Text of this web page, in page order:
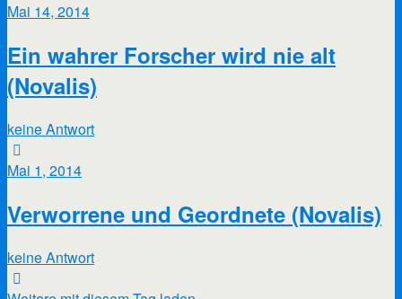
Mai 14, 2014
Ein wahrer Forscher wird nie alt
(Novalis)
keine Antwort
Mai 1, 2014
Verworrene und Geordnete (Novalis)
keine Antwort